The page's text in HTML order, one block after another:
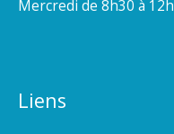
Mercredi de 8h30 à 12h
Liens